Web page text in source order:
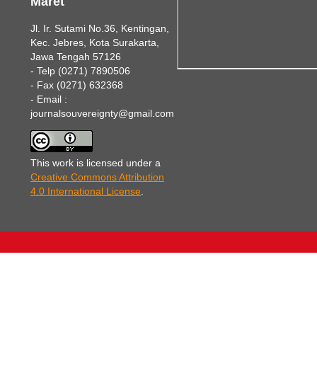
Jl. Ir. Sutami No.36, Kentingan,
Kec. Jebres, Kota Surakarta,
Jawa Tengah 57126
- Telp (0271) 7890506
- Fax (0271) 632368
- Email :
journalsouvereignty@gmail.com
This work is licensed under a
Creative Commons Attribution
4.0 International License.